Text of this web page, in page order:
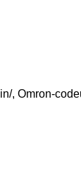
, Omron-